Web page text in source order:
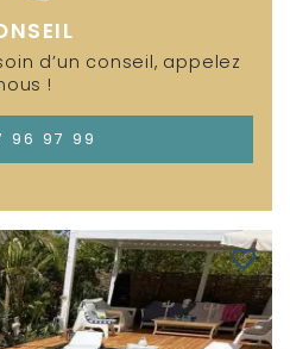
d’un conseil, appelez
!
96 97 99
favorite_border